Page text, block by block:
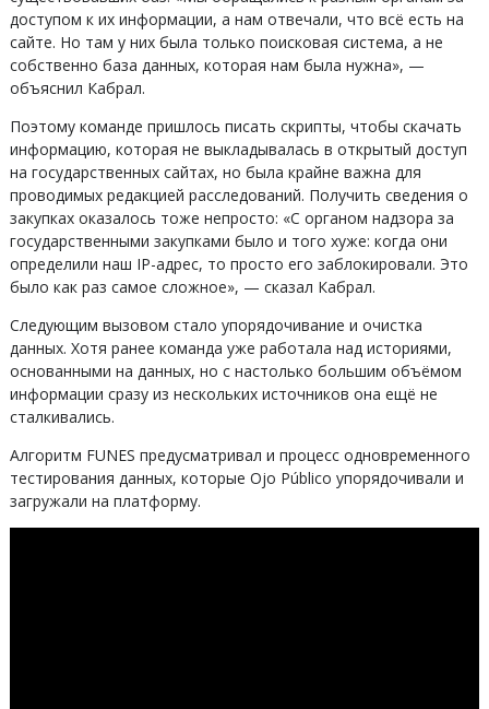
доступом к их информации, а нам отвечали, что всё есть на
сайте. Но там у них была только поисковая система, а не
собственно база данных, которая нам была нужна», —
объяснил Кабрал.
Поэтому команде пришлось писать скрипты, чтобы скачать
информацию, которая не выкладывалась в открытый доступ
на государственных сайтах, но была крайне важна для
проводимых редакцией расследований. Получить сведения о
закупках оказалось тоже непросто: «С органом надзора за
государственными закупками было и того хуже: когда они
определили наш IP-адрес, то просто его заблокировали. Это
было как раз самое сложное», — сказал Кабрал.
Следующим вызовом стало упорядочивание и очистка
данных. Хотя ранее команда уже работала над историями,
основанными на данных, но с настолько большим объёмом
информации сразу из нескольких источников она ещё не
сталкивались.
Алгоритм FUNES предусматривал и процесс одновременного
тестирования данных, которые Ojo Público упорядочивали и
загружали на платформу.